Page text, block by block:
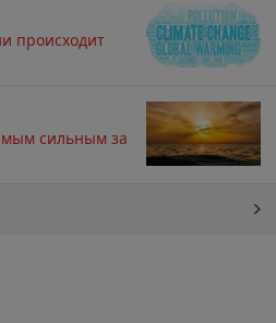
происходит
сильным за